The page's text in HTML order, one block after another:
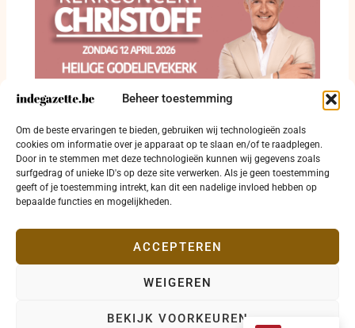
Beheer toestemming
Om de beste ervaringen te bieden, gebruiken wij technologieën zoals
cookies om informatie over je apparaat op te slaan en/of te raadplegen.
Door in te stemmen met deze technologieën kunnen wij gegevens zoals
surfgedrag of unieke ID's op deze site verwerken. Als je geen toestemming
geeft of je toestemming intrekt, kan dit een nadelige invloed hebben op
bepaalde functies en mogelijkheden.
ACCEPTEREN
WEIGEREN
BEKIJK VOORKEUREN
Uniek kerkconcert van Christoff in Roeselare
9 februari 2026
Copyright © 2026 indegazette.be |Privacy